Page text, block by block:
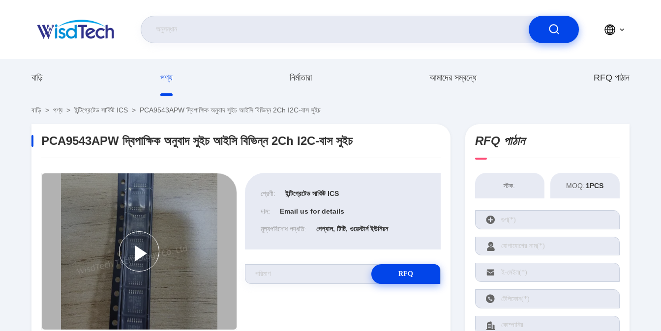
বাড়ি পণ্য নির্মাতারা আমাদের সম্বন্ধে RFQ পাঠান
বাড়ি > পণ্য > ইন্টিগ্রেটেড সার্কিট ICS > PCA9543APW দ্বিপাক্ষিক অনুবাদ সুইচ আইসি বিভিন্ন 2Ch I2C-বাস সুইচ
PCA9543APW দ্বিপাক্ষিক অনুবাদ সুইচ আইসি বিভিন্ন 2Ch I2C-বাস সুইচ
শ্রেণী: ইন্টিগ্রেটেড সার্কিট ICS
দাম: Email us for details
মূল্যপরিশোধ পদ্ধতি: পেপ্যাল, টিটি, ওয়েস্টার্ন ইউনিয়ন
RFQ
RFQ পাঠান
স্টক: MOQ: 1PCS